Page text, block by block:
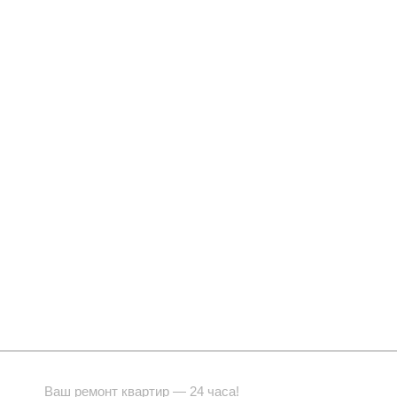
Ваш ремонт квартир — 24 часа!